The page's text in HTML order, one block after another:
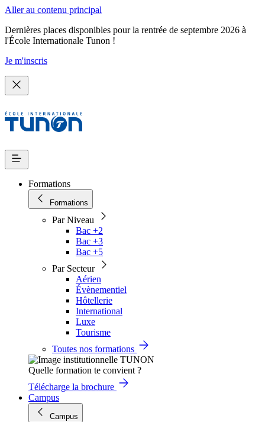
Aller au contenu principal
Dernières places disponibles pour la rentrée de septembre 2026 à
l'École Internationale Tunon !
Je m'inscris
Formations
Formations
Par Niveau
Bac +2
Bac +3
Bac +5
Par Secteur
Aérien
Évènementiel
Hôtellerie
International
Luxe
Tourisme
Toutes nos formations
Quelle formation te convient ?
Télécharge la brochure
Campus
Campus